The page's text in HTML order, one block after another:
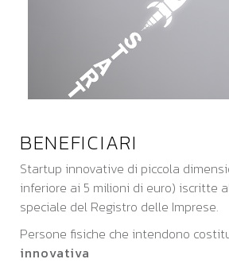
BENEFICIARI
Startup innovative di piccola
inferiore ai 5 milioni di euro) iscritte
speciale del Registro delle Imprese.
Persone fisiche che intendono
innovativa